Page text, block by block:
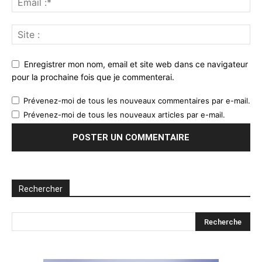
Enregistrer mon nom, email et site web dans ce navigateur
pour la prochaine fois que je commenterai.
Prévenez-moi de tous les nouveaux commentaires par e-mail.
Prévenez-moi de tous les nouveaux articles par e-mail.
Rechercher